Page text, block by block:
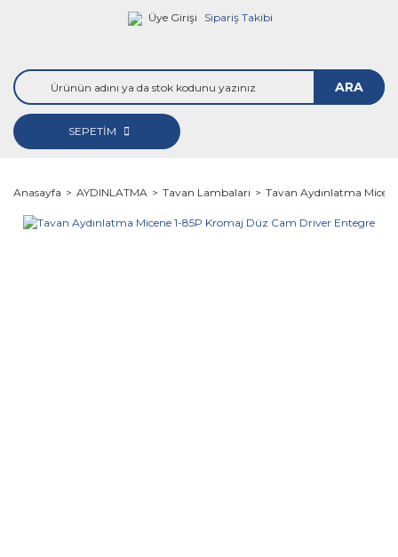
Üye Girişi Sipariş Takibi
ARA
SEPETİM
Anasayfa AYDINLATMA Tavan Lambaları Tavan Aydınlatma